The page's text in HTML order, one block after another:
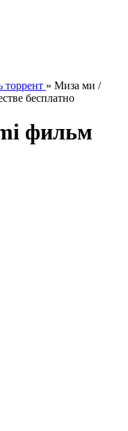
торрент » Миза ми /
бесплатно
фильм